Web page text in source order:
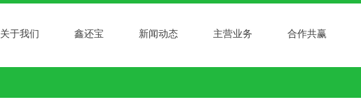
关于我们 鑫还宝 新闻动态 主营业务 合作共赢